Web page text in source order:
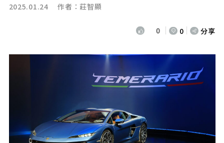
2025.01.24 作者：莊智顯
0 0 分享